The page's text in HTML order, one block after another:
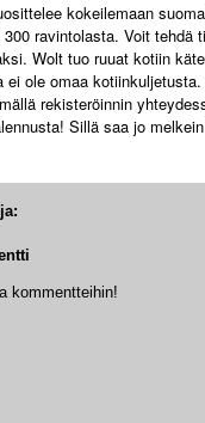
kokeilemaan
ravintolasta. Voit
Wolt tuo ruuat kotiin
ei ole omaa
rekisteröinnin
Sillä saa jo
kommentteihin!